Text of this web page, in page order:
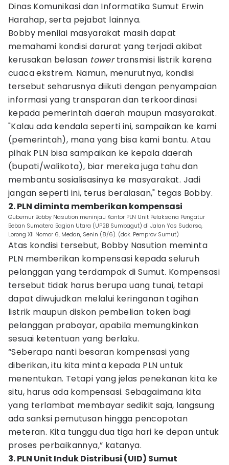
Dinas Komunikasi dan Informatika Sumut Erwin
Harahap, serta pejabat lainnya.
Bobby menilai masyarakat masih dapat
memahami kondisi darurat yang terjadi akibat
kerusakan belasan towertransmisi listrik karena
cuaca ekstrem. Namun, menurutnya, kondisi
tersebut seharusnya diikuti dengan penyampaian
informasi yang transparan dan terkoordinasi
kepada pemerintah daerah maupun masyarakat.
"Kalau ada kendala seperti ini, sampaikan ke kami
(pemerintah), mana yang bisa kami bantu. Atau
pihak PLN bisa sampaikan ke kepala daerah
(bupati/walikota), biar mereka juga tahu dan
membantu sosialisasinya ke masyarakat. Jadi
jangan seperti ini, terus beralasan," tegas Bobby.
2. PLN diminta memberikan kompensasi
Gubernur Bobby Nasution meninjau Kantor PLN Unit Pelaksana Pengatur
Beban Sumatera Bagian Utara (UP2B Sumbagut) di Jalan Yos Sudarso,
Lorong XII Nomor 6, Medan, Senin (8/6). (dok. Pemprov Sumut)
Atas kondisi tersebut, Bobby Nasution meminta
PLN memberikan kompensasi kepada seluruh
pelanggan yang terdampak di Sumut. Kompensasi
tersebut tidak harus berupa uang tunai, tetapi
dapat diwujudkan melalui keringanan tagihan
listrik maupun diskon pembelian token bagi
pelanggan prabayar, apabila memungkinkan
sesuai ketentuan yang berlaku.
“Seberapa nanti besaran kompensasi yang
diberikan, itu kita minta kepada PLN untuk
menentukan. Tetapi yang jelas penekanan kita ke
situ, harus ada kompensasi. Sebagaimana kita
yang terlambat membayar sedikit saja, langsung
ada sanksi pemutusan hingga pencopotan
meteran. Kita tunggu dua tiga hari ke depan untuk
proses perbaikannya,” katanya.
3. PLN Unit Induk Distribusi (UID) Sumut